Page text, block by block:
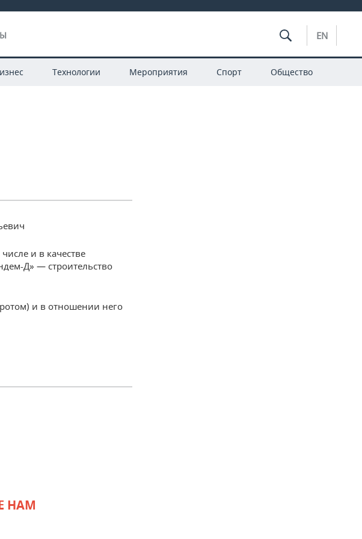
EN
Технологии Мероприятия Спорт Общество
и в качестве
Д» — строительство
и в отношении него
НАМ